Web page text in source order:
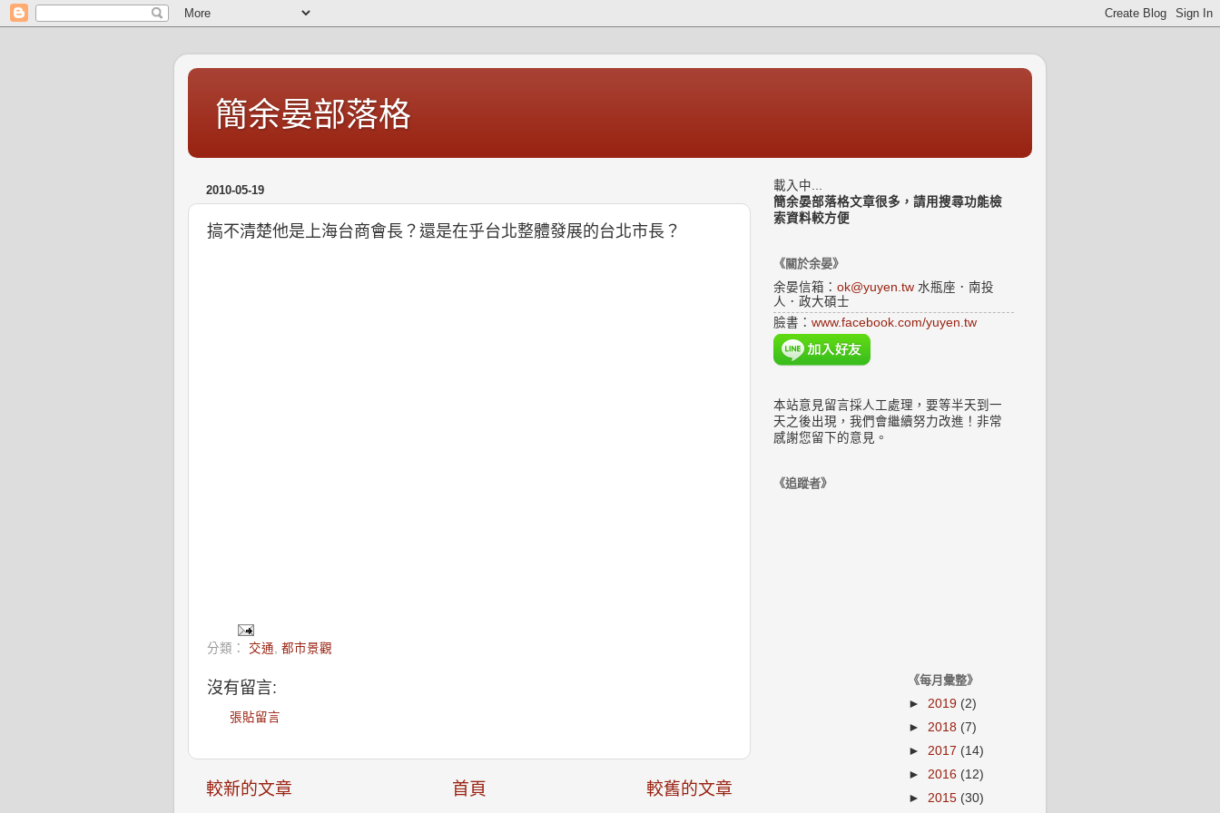
簡余晏部落格
2010-05-19
搞不清楚他是上海台商會長？還是在乎台北整體發展的台北市長？
分類： 交通 都市景觀
沒有留言:
張貼留言
較新的文章 較舊的文章
首頁
載入中...
簡余晏部落格文章很多，請用搜尋功能檢
索資料較方便
《關於余晏》
余晏信箱： ok@yuyen.tw 水瓶座．南投
人．政大碩士
臉書： www.facebook.com/yuyen.tw
本站意見留言採人工處理，要等半天到一
天之後出現，我們會繼續努力改進！非常
感謝您留下的意見。
《追蹤者》
《每月彙整》
► 2019 (2)
► 2018 (7)
► 2017 (14)
► 2016 (12)
► 2015 (30)